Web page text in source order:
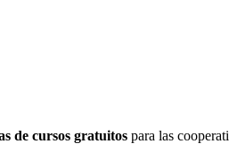
de cursos gratuitos para las